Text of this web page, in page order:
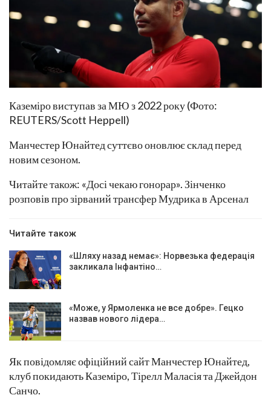
Каземіро виступав за МЮ з 2022 року (Фото:
REUTERS/Scott Heppell)
Манчестер Юнайтед суттєво оновлює склад перед
новим сезоном.
Читайте також: «Досі чекаю гонорар». Зінченко
розповів про зірваний трансфер Мудрика в Арсенал
Читайте також
«Шляху назад немає»: Норвезька федерація
закликала Інфантіно…
«Може, у Ярмоленка не все добре». Гецко
назвав нового лідера…
Як повідомляє офіційний сайт Манчестер Юнайтед,
клуб покидають Каземіро, Тірелл Маласія та Джейдон
Санчо.